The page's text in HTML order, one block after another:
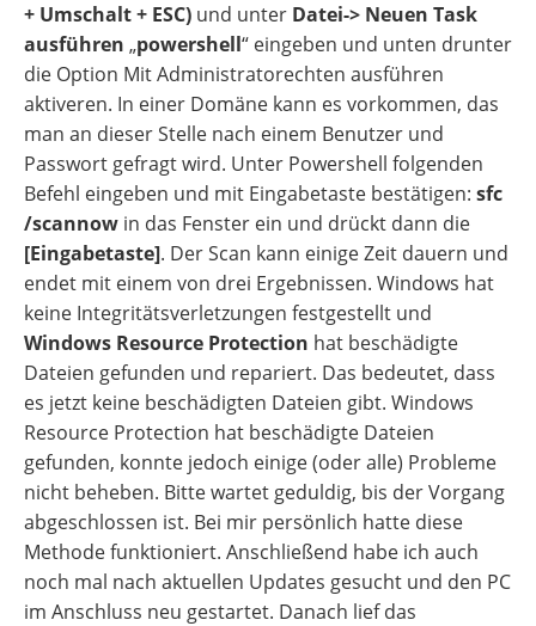
+ Umschalt + ESC) und unter Datei-> Neuen Task
ausführen „powershell“ eingeben und unten drunter
die Option Mit Administratorechten ausführen
aktiveren. In einer Domäne kann es vorkommen, das
man an dieser Stelle nach einem Benutzer und
Passwort gefragt wird. Unter Powershell folgenden
Befehl eingeben und mit Eingabetaste bestätigen: sfc
/scannow in das Fenster ein und drückt dann die
[Eingabetaste]. Der Scan kann einige Zeit dauern und
endet mit einem von drei Ergebnissen. Windows hat
keine Integritätsverletzungen festgestellt und
Windows Resource Protection hat beschädigte
Dateien gefunden und repariert. Das bedeutet, dass
es jetzt keine beschädigten Dateien gibt. Windows
Resource Protection hat beschädigte Dateien
gefunden, konnte jedoch einige (oder alle) Probleme
nicht beheben. Bitte wartet geduldig, bis der Vorgang
abgeschlossen ist. Bei mir persönlich hatte diese
Methode funktioniert. Anschließend habe ich auch
noch mal nach aktuellen Updates gesucht und den PC
im Anschluss neu gestartet. Danach lief das